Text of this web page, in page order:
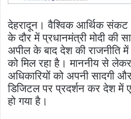
देहरादून। वैश्विक आर्थिक
के दौर में प्रधानमंत्री मोदी की
अपील के बाद देश की राजनीति
को मिल रहा है। माननीय से
अधिकारियों को अपनी सादगी और
डिजिटल पर प्रदर्शन कर देश
हो गया है।